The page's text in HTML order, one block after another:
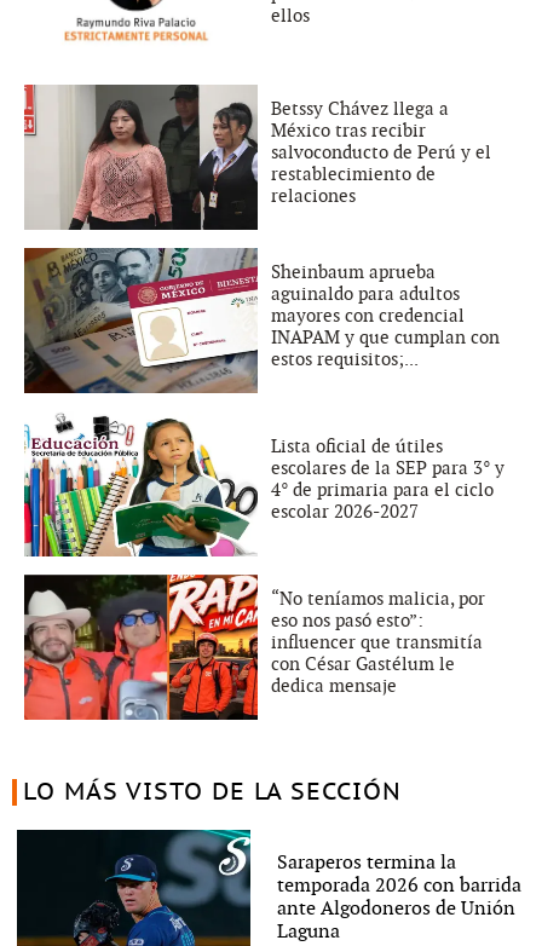
ellos
Betssy Chávez llega a
México tras recibir
salvoconducto de Perú y el
restablecimiento de
relaciones
Sheinbaum aprueba
aguinaldo para adultos
mayores con credencial
INAPAM y que cumplan con
estos requisitos;...
Lista oficial de útiles
escolares de la SEP para 3° y
4° de primaria para el ciclo
escolar 2026-2027
“No teníamos malicia, por
eso nos pasó esto”:
influencer que transmitía
con César Gastélum le
dedica mensaje
LO MÁS VISTO DE LA SECCIÓN
Saraperos termina la
temporada 2026 con barrida
ante Algodoneros de Unión
Laguna